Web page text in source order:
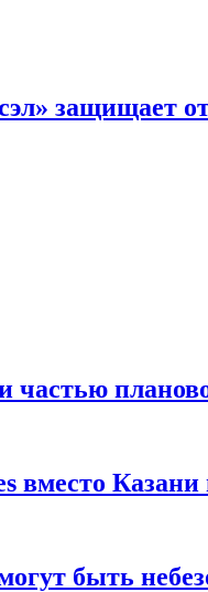
защищает от
частью
вместо Казани
быть